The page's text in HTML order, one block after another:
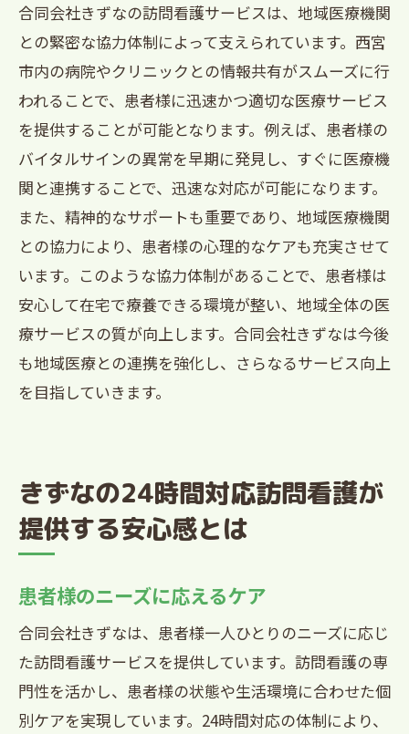
合同会社きずなの訪問看護サービスは、地域医療機関
との緊密な協力体制によって支えられています。西宮
市内の病院やクリニックとの情報共有がスムーズに行
われることで、患者様に迅速かつ適切な医療サービス
を提供することが可能となります。例えば、患者様の
バイタルサインの異常を早期に発見し、すぐに医療機
関と連携することで、迅速な対応が可能になります。
また、精神的なサポートも重要であり、地域医療機関
との協力により、患者様の心理的なケアも充実させて
います。このような協力体制があることで、患者様は
安心して在宅で療養できる環境が整い、地域全体の医
療サービスの質が向上します。合同会社きずなは今後
も地域医療との連携を強化し、さらなるサービス向上
を目指していきます。
きずなの24時間対応訪問看護が
提供する安心感とは
患者様のニーズに応えるケア
合同会社きずなは、患者様一人ひとりのニーズに応じ
た訪問看護サービスを提供しています。訪問看護の専
門性を活かし、患者様の状態や生活環境に合わせた個
別ケアを実現しています。24時間対応の体制により、